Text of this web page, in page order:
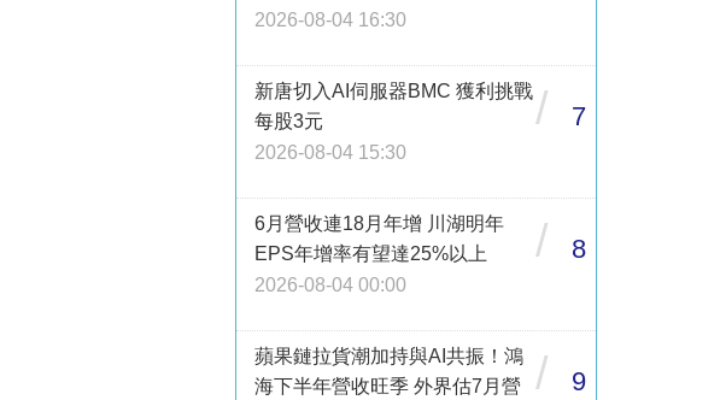
2026-08-04 16:30
新唐切入AI伺服器BMC 獲利挑戰
每股3元
2026-08-04 15:30
/ 7
6月營收連18月年增 川湖明年
EPS年增率有望達25%以上
2026-08-04 00:00
/ 8
蘋果鏈拉貨潮加持與AI共振！鴻
海下半年營收旺季 外界估7月營
/ 9